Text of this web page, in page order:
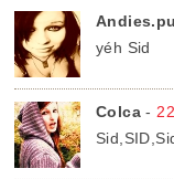
yéh Sid
Colca -